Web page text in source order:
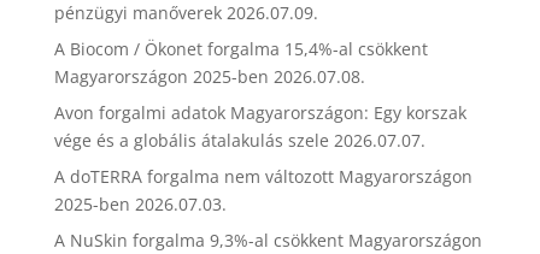
pénzügyi manőverek 2026.07.09.
A Biocom / Ökonet forgalma 15,4%-al csökkent
Magyarországon 2025-ben 2026.07.08.
Avon forgalmi adatok Magyarországon: Egy korszak
vége és a globális átalakulás szele 2026.07.07.
A doTERRA forgalma nem változott Magyarországon
2025-ben 2026.07.03.
A NuSkin forgalma 9,3%-al csökkent Magyarországon